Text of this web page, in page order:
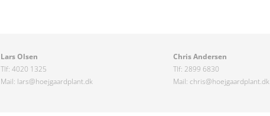
Lars Olsen
Tlf: 4020 1325
Mail: lars@hoejgaardplant.dk
Chris Andersen
Tlf: 2899 6830
Mail: chris@hoejgaardplant.dk